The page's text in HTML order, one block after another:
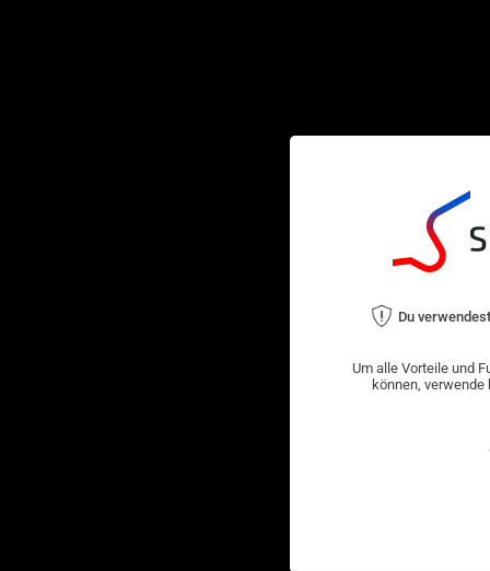
Du
Um alle Vorteile und
können,